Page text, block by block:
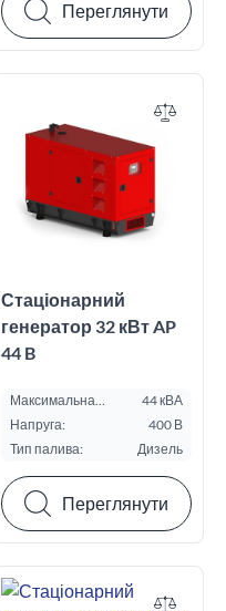
Переглянути
Стаціонарний
генератор 32 кВт AP
44 B
Максимальна
потужність ESP, кВА:
44 кВА
Напруга:
400 В
Тип палива:
Дизель
Переглянути